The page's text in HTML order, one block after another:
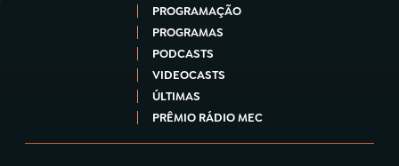
PROGRAMAÇÃO
PROGRAMAS
PODCASTS
VIDEOCASTS
ÚLTIMAS
PRÊMIO RÁDIO MEC